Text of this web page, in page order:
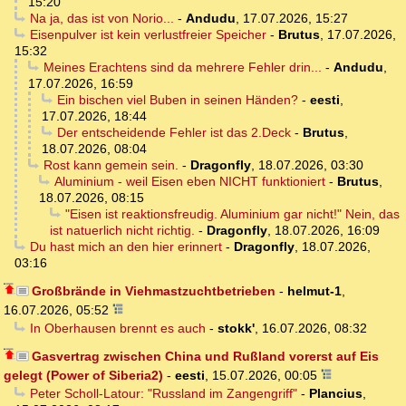
Na ja, das ist von Norio... - Andudu, 17.07.2026, 15:27
Eisenpulver ist kein verlustfreier Speicher- Brutus, 17.07.2026,
15:32
Meines Erachtens sind da mehrere Fehler drin... - Andudu,
17.07.2026, 16:59
Ein bischen viel Buben in seinen Händen?- eesti,
17.07.2026, 18:44
Der entscheidende Fehler ist das 2.Deck- Brutus,
18.07.2026, 08:04
Rost kann gemein sein. - Dragonfly, 18.07.2026, 03:30
Aluminium - weil Eisen eben NICHT funktioniert- Brutus,
18.07.2026, 08:15
"Eisen ist reaktionsfreudig. Aluminium gar nicht!" Nein, das
ist natuerlich nicht richtig. - Dragonfly, 18.07.2026, 16:09
Du hast mich an den hier erinnert- Dragonfly, 18.07.2026,
03:16
Großbrände in Viehmastzuchtbetrieben - helmut-1,
16.07.2026, 05:52
In Oberhausen brennt es auch - stokk', 16.07.2026, 08:32
Gasvertrag zwischen China und Rußland vorerst auf Eis
gelegt (Power of Siberia2) - eesti, 15.07.2026, 00:05
Peter Scholl-Latour: "Russland im Zangengriff"- Plancius,